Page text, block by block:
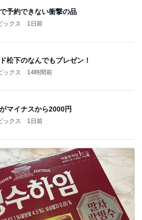
予約できない衝撃の品
ックス 1日前
松下のなんでもプレゼン！
ックス 14時間前
マイナスから2000円
ックス 1日前